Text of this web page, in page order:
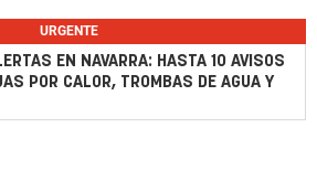
URGENTE
EN NAVARRA: HASTA 10 AVISOS
POR CALOR, TROMBAS DE AGUA Y